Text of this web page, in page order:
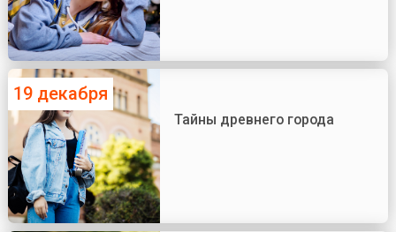
19 декабря
Тайны древнего города